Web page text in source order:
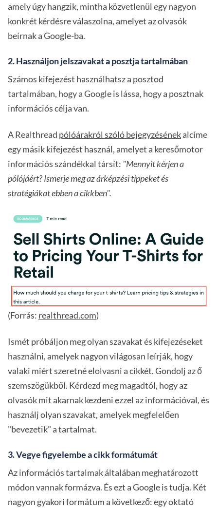
amely úgy hangzik, mintha közvetlenül egy nagyon
konkrét kérdésre válaszolna, amelyet az olvasók
beírnak a Google-ba.
2. Használjon jelszavakat a posztja tartalmában
Számos kifejezést használhatsz a posztod
tartalmában, hogy a Google is lássa, hogy a posztnak
információs célja van.
A Realthread pólóárakról szóló bejegyzésénekalcíme
egy másik kifejezést használ, amelyet a keresőmotor
információs szándékkal társít: "Mennyit kérjen a
pólójáért? Ismerje meg az árképzési tippeket és
stratégiákat ebben a cikkben".
(Forrás: realthread.com)
Ismét próbáljon meg olyan szavakat és kifejezéseket
használni, amelyek nagyon világosan leírják, hogy
valaki miért szeretné elolvasni a cikkét. Gondolj az ő
szemszögükből. Kérdezd meg magadtól, hogy az
olvasók mit akarnak kezdeni ezzel az információval, és
használj olyan szavakat, amelyek megfelelően
"bevezetik" a tartalmat.
3. Vegye figyelembe a cikk formátumát
Az információs tartalmak általában meghatározott
módon vannak formázva. És ezt a Google is tudja. Két
nagyon gyakori formátum a következő: egy oktató